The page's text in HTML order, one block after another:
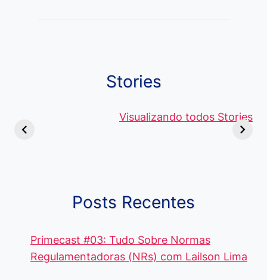
Stories
Visualizando todos Stories
Diferença e
de 5 Centavos
Curso de
Pacote
Posts Recentes
Primecast #03: Tudo Sobre Normas
Regulamentadoras (NRs) com Lailson Lima